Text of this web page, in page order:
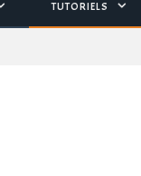
TUTORIELS